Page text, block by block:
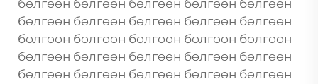
бөлгөөн бөлгөөн бөлгөөн бөлгөөн бөлгөөн
бөлгөөн бөлгөөн бөлгөөн бөлгөөн бөлгөөн
бөлгөөн бөлгөөн бөлгөөн бөлгөөн бөлгөөн
бөлгөөн бөлгөөн бөлгөөн бөлгөөн бөлгөөн
бөлгөөн бөлгөөн бөлгөөн бөлгөөн бөлгөөн